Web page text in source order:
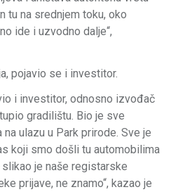
tu na srednjem toku, oko
ide i uzvodno dalje“,
pojavio se i investitor.
i investitor, odnosno izvođač
gradilištu. Bio je sve
ulazu u Park prirode. Sve je
koji smo došli tu automobilima
je naše registarske
prijave, ne znamo“, kazao je